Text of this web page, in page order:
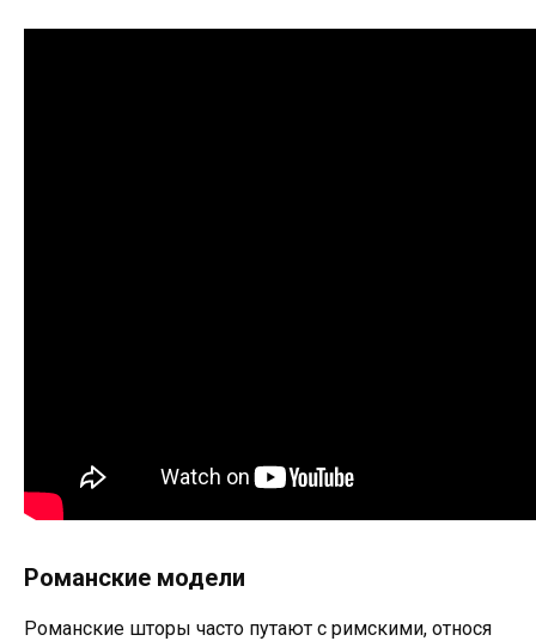
Романские модели
Романские шторы часто путают с римскими, относя